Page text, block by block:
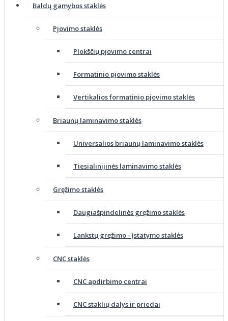
Baldų gamybos staklės
Pjovimo staklės
Plokščių pjovimo centrai
Formatinio pjovimo staklės
Vertikalios formatinio pjovimo staklės
Briaunų laminavimo staklės
Universalios briaunų laminavimo staklės
Tiesialinijinės laminavimo staklės
Gręžimo staklės
Daugiašpindelinės gręžimo staklės
Lankstų gręžimo - įstatymo staklės
CNC staklės
CNC apdirbimo centrai
CNC staklių dalys ir priedai